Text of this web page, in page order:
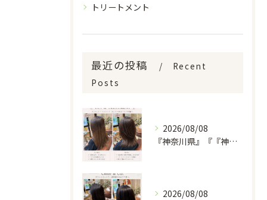
トリートメント
最近の投稿
Recent
Posts
2026/08/08
『神奈川県』『『神奈川県』『綾瀬市』『海老名市』『美容室』
2026/08/08